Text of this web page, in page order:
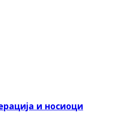
и носиоци